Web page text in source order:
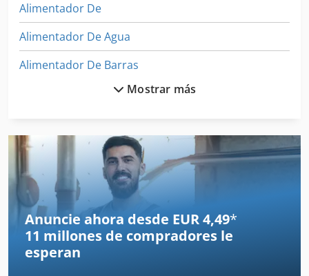
Alimentador De
Alimentador De Agua
Alimentador De Barras
Alimentador De Fricción
Alimentador De La Barra
Alimentador De Reemplazo
Alimentador De Sobres
Alimentador De Succión
Alimentador De Tornillo
Mostrar más
Anuncie ahora desde EUR 4,49*
11 millones de compradores le
esperan